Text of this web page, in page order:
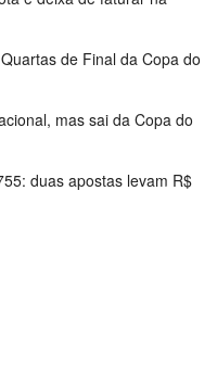
de Final da Copa do
mas sai da Copa do
duas apostas levam R$